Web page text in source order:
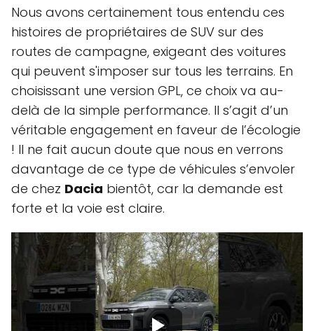
Nous avons certainement tous entendu ces
histoires de propriétaires de SUV sur des
routes de campagne, exigeant des voitures
qui peuvent s'imposer sur tous les terrains. En
choisissant une version GPL, ce choix va au-
delà de la simple performance. Il s’agit d’un
véritable engagement en faveur de l’écologie
! Il ne fait aucun doute que nous en verrons
davantage de ce type de véhicules s’envoler
de chez Dacia bientôt, car la demande est
forte et la voie est claire.